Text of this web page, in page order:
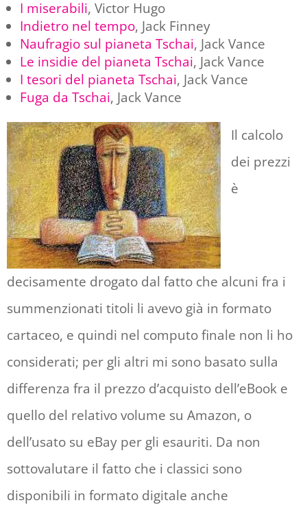
I miserabili, Victor Hugo
Indietro nel tempo, Jack Finney
Naufragio sul pianeta Tschai, Jack Vance
Le insidie del pianeta Tschai, Jack Vance
I tesori del pianeta Tschai, Jack Vance
Fuga da Tschai, Jack Vance
Il calcolo
dei prezzi
è
decisamente drogato dal fatto che alcuni fra i
summenzionati titoli li avevo già in formato
cartaceo, e quindi nel computo finale non li ho
considerati; per gli altri mi sono basato sulla
differenza fra il prezzo d’acquisto dell’eBook e
quello del relativo volume su Amazon, o
dell’usato su eBay per gli esauriti. Da non
sottovalutare il fatto che i classici sono
disponibili in formato digitale anche